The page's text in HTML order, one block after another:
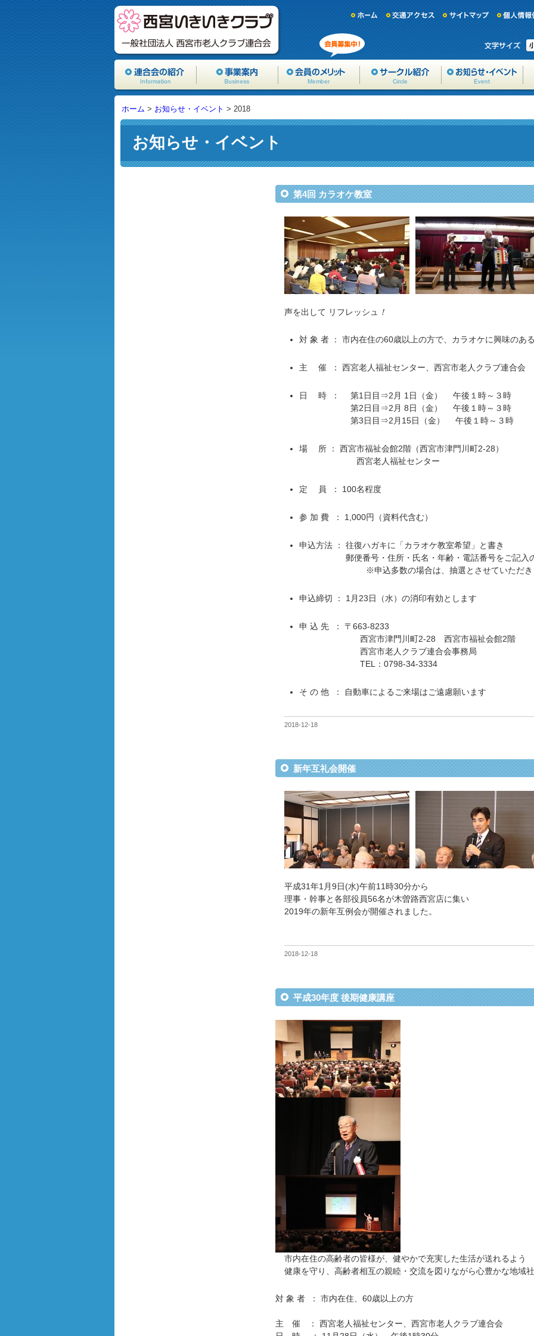
ホーム > お知らせ・イベント > 2018
お知らせ・イベント
第4回 カラオケ教室
声を出して リフレッシュ ！
対 象 者 ： 市内在住の60歳以上の方で、カラオケに興味のあ
主 催 ： 西宮老人福祉センター、西宮市老人クラブ連合会
日 時 ： 第1日目⇒2月 1日（金） 午後１時～３時
第2日目⇒2月 8日（金） 午後１時～３時
第3日目⇒2月15日（金） 午後１時～３時
場 所 ： 西宮市福祉会館2階（西宮市津門川町2-28）
西宮老人福祉センター
定 員 ： 100名程度
参 加 費 ： 1,000円（資料代含む）
申込方法 ： 往復ハガキに「カラオケ教室希望」と書き
郵便番号・住所・氏名・年齢・電話番号をご記入の
※申込多数の場合は、抽選とさせていただき
申込締切 ： 1月23日（水）の消印有効とします
申 込 先 ： 〒663-8233
西宮市津門川町2-28 西宮市福祉会館2階
西宮市老人クラブ連合会事務局
TEL：0798-34-3334
そ の 他 ： 自動車によるご来場はご遠慮願います
2018-12-18
新年互礼会開催
平成31年1月9日(水)午前11時30分から
理事・幹事と各部役員56名が木曽路西宮店に集い
2019年の新年互例会が開催されました。
2018-12-18
平成30年度 後期健康講座
市内在住の高齢者の皆様が、健やかで充実した生活が送れるよう
健康を守り、高齢者相互の親睦・交流を図りながら心豊かな地域
対 象 者 ： 市内在住、60歳以上の方
主 催 ： 西宮老人福祉センター、西宮市老人クラブ連合会